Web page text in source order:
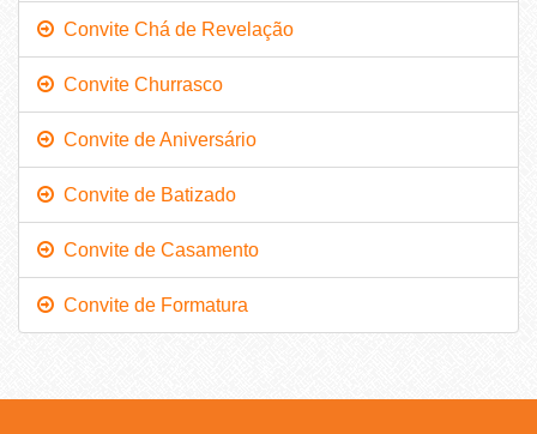
Convite Chá de Revelação
Convite Churrasco
Convite de Aniversário
Convite de Batizado
Convite de Casamento
Convite de Formatura